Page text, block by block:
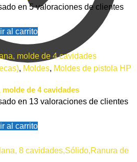
en 5valoraciones de clientes
al carrito
, Moldes, Moldes de pistola HP
molde de 4 cavidades
en 13 valoraciones de clientes
al carrito